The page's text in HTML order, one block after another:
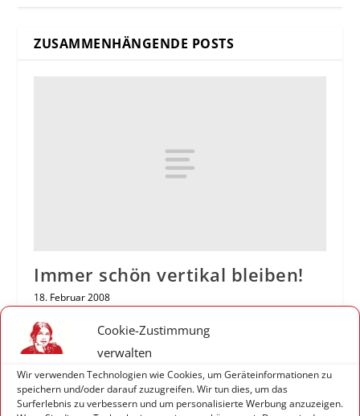
Cookie-Zustimmung
verwalten
Wir verwenden Technologien wie Cookies, um Geräteinformationen zu
speichern und/oder darauf zuzugreifen. Wir tun dies, um das
Surferlebnis zu verbessern und um personalisierte Werbung anzuzeigen.
ZUSAMMENHÄNGENDE POSTS
Immer schön vertikal bleiben!
18. Februar 2008